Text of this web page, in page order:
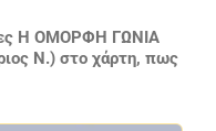
Η ΟΜΟΡΦΗ ΓΩΝΙΑ
Ν.) στο χάρτη, πως